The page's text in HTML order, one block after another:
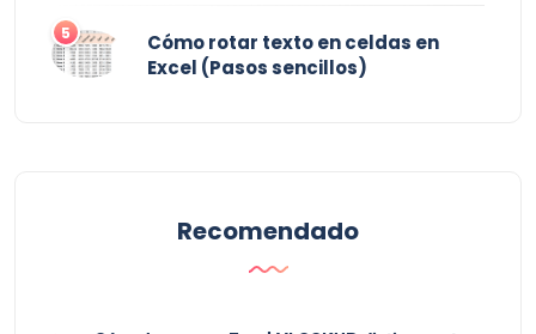
5
Cómo rotar texto en celdas en
Excel (Pasos sencillos)
Recomendado